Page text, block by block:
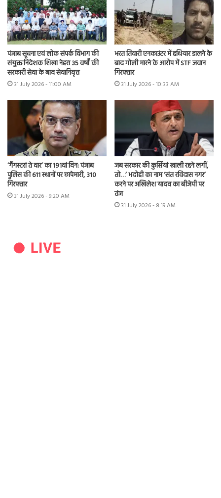
पंजाब सूचना एवं लोक संपर्क विभाग की
संयुक्त निदेशक शिखा नेहरा 35 वर्षों की
सरकारी सेवा के बाद सेवानिवृत्त
31 July 2026 - 11:00 AM
भरत तिवारी एनकाउंटर में हथियार डालने के
बाद गोली मारने के आरोप में STF जवान
गिरफ्तार
31 July 2026 - 10:33 AM
‘गैंगस्टरां ते वार’ का 191वां दिन: पंजाब
पुलिस की 611 स्थानों पर छापेमारी, 310
गिरफ्तार
31 July 2026 - 9:20 AM
जब सरकार की कुर्सियां खाली रहने लगीं,
तो…’ भदोही का नाम ‘संत रविदास नगर’
करने पर अखिलेश यादव का बीजेपी पर
तंज
31 July 2026 - 8:19 AM